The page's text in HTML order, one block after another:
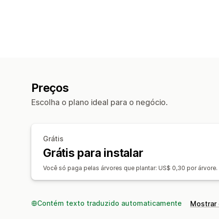
Preços
Escolha o plano ideal para o negócio.
Grátis
Grátis para instalar
Você só paga pelas árvores que plantar: US$ 0,30 por árvore.
Contém texto traduzido automaticamente Mostrar